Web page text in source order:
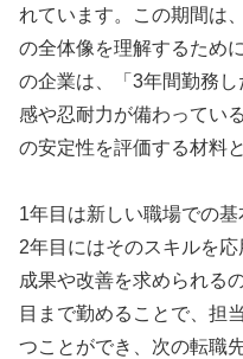
れています。この期間は
の全体像を理解するため
の企業は、「3年間勤務
感や忍耐力が備わってい
の安定性を評価する材料
1年目は新しい職場での基
2年目にはそのスキルを
成果や改善を求められる
目まで勤めることで、担
つことができ、次の転職